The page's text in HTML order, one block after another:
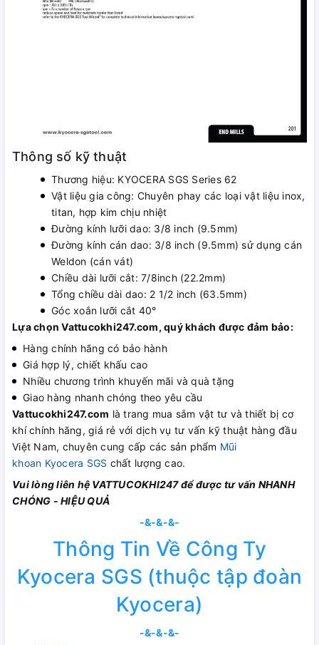
Thông số kỹ thuật
Thương hiệu: KYOCERA SGS Series 62
Vật liệu gia công: Chuyên phay các loại vật liệu inox,
titan, hợp kim chịu nhiệt
Đường kính lưỡi dao: 3/8 inch (9.5mm)
Đường kính cán dao: 3/8 inch (9.5mm) sử dụng cán
Weldon (cán vát)
Chiều dài lưỡi cắt: 7/8inch (22.2mm)
Tổng chiều dài dao: 2 1/2 inch (63.5mm)
Góc xoắn lưỡi cắt 40°
Lựa chọn Vattucokhi247.com, quý khách được đảm bảo:
Hàng chính hãng có bảo hành
Giá hợp lý, chiết khấu cao
Nhiều chương trình khuyến mãi và quà tặng
Giao hàng nhanh chóng theo yêu cầu
Vattucokhi247.com là trang mua sắm vật tư và thiết bị cơ
khí chính hãng, giá rẻ với dịch vụ tư vấn kỹ thuật hàng đầu
Việt Nam, chuyên cung cấp các sản phẩm Mũi
khoan Kyocera SGS chất lượng cao.
Vui lòng liên hệ VATTUCOKHI247 để được tư vấn NHANH
CHÓNG - HIỆU QUẢ
-&-&-&-
Thông Tin Về Công Ty
Kyocera SGS (thuộc tập đoàn
Kyocera)
-&-&-&-